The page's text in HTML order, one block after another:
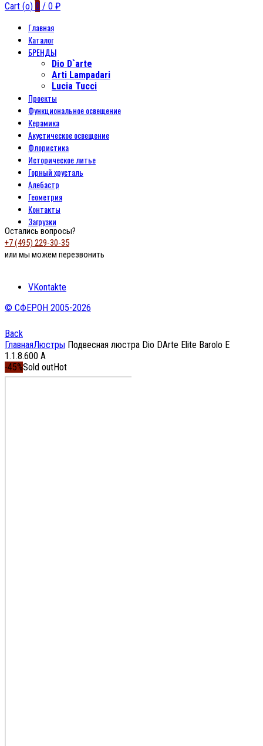
Cart (o) 0 / 0 ₽
Главная
Каталог
БРЕНДЫ
Dio D`arte
Arti Lampadari
Lucia Tucci
Проекты
Функциональное освещение
Керамика
Акустическое освещение
Флористика
Историческое литье
Горный хрусталь
Алебастр
Геометрия
Контакты
Загрузки
Остались вопросы?
+7 (495) 229-30-35
или мы можем перезвонить
VKontakte
© СФЕРОН 2005-2026
Back
ГлавнаяЛюстры Подвесная люстра Dio DArte Elite Barolo E
1.1.8.600 A
-45%Sold outHot